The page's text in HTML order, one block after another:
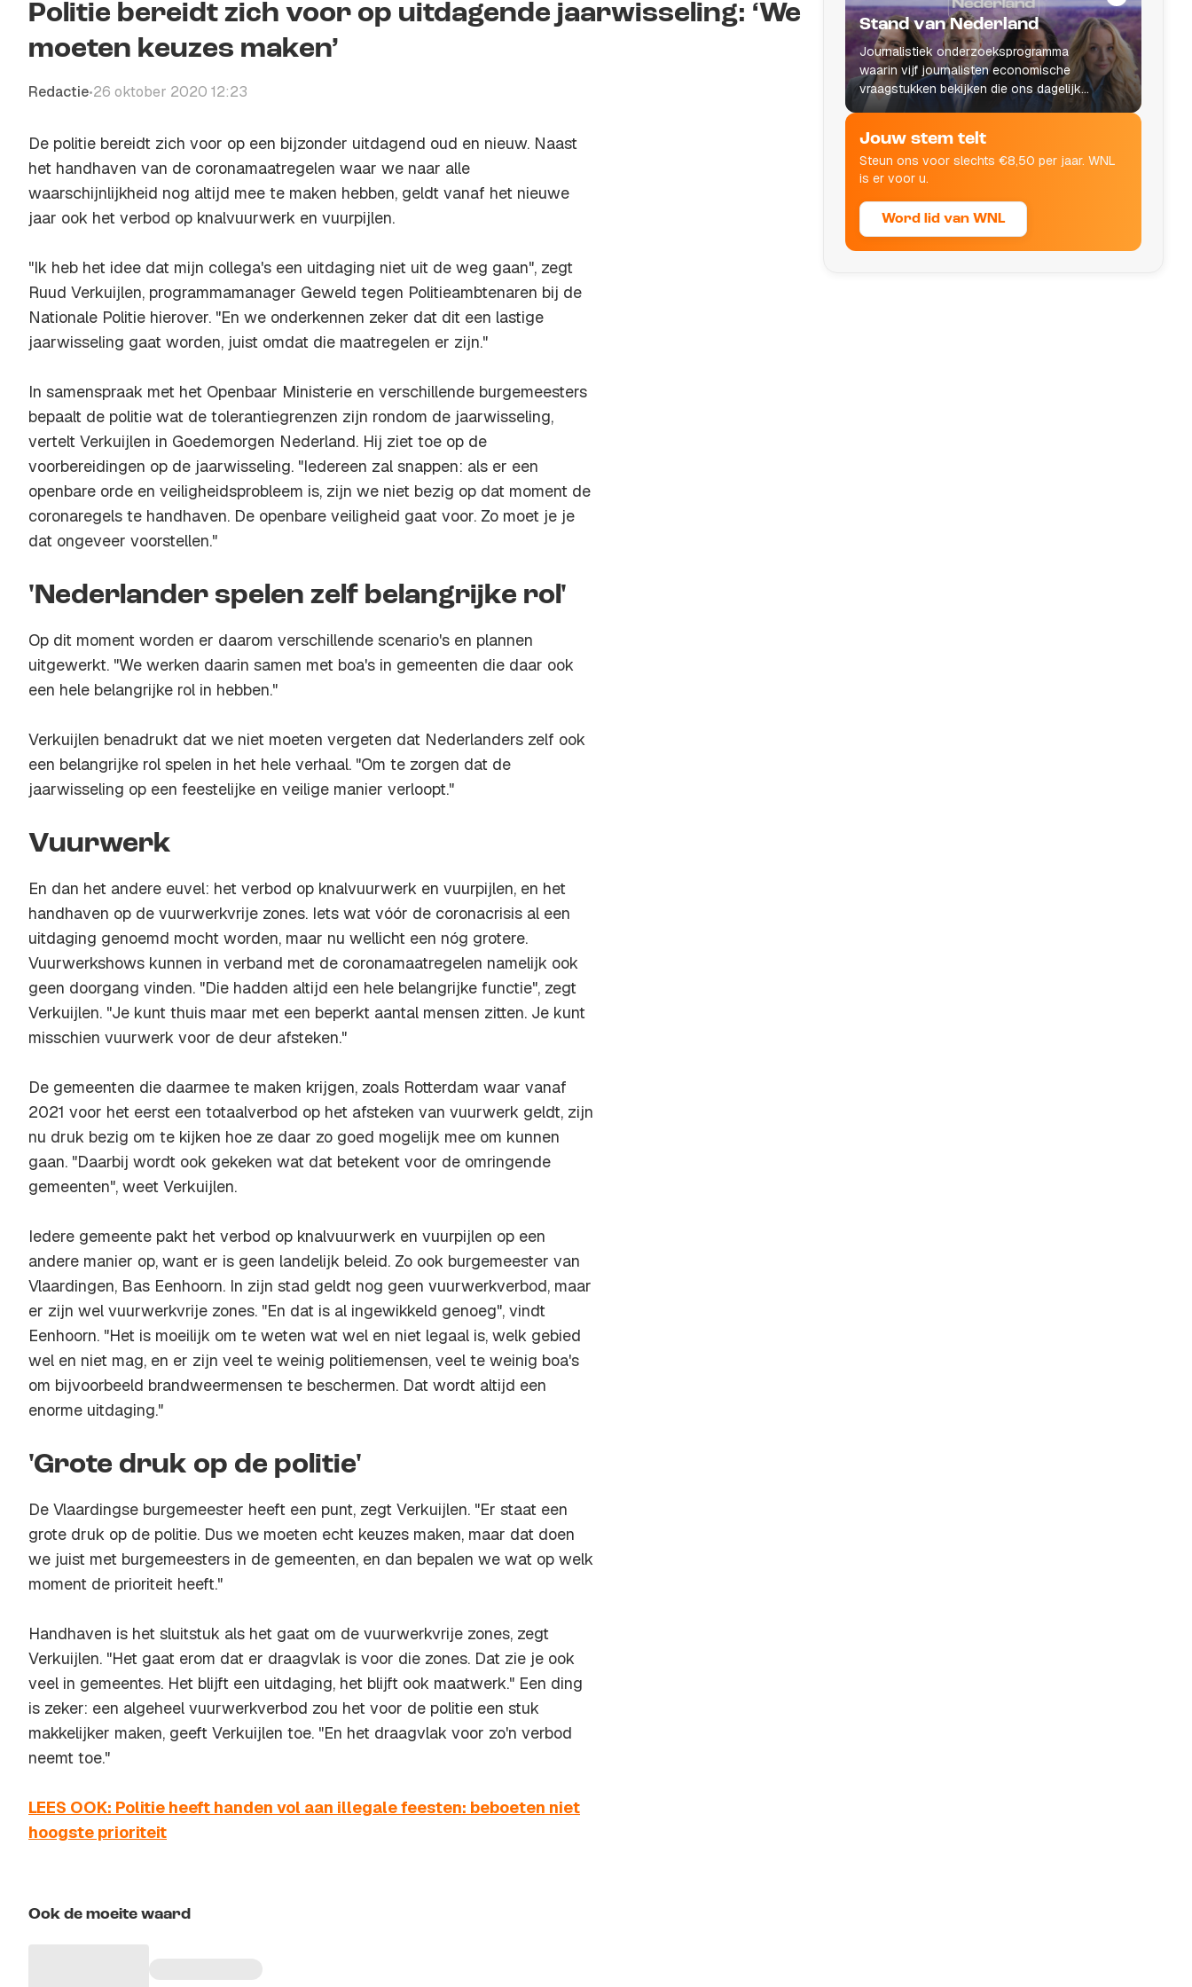
Politie bereidt zich voor op uitdagende jaarwisseling: ‘We
moeten keuzes maken’
Redactie•26 oktober 2020 12:23
De politie bereidt zich voor op een bijzonder uitdagend oud en nieuw. Naast
het handhaven van de coronamaatregelen waar we naar alle
waarschijnlijkheid nog altijd mee te maken hebben, geldt vanaf het nieuwe
jaar ook het verbod op knalvuurwerk en vuurpijlen.
"Ik heb het idee dat mijn collega's een uitdaging niet uit de weg gaan", zegt
Ruud Verkuijlen, programmamanager Geweld tegen Politieambtenaren bij de
Nationale Politie hierover. "En we onderkennen zeker dat dit een lastige
jaarwisseling gaat worden, juist omdat die maatregelen er zijn."
In samenspraak met het Openbaar Ministerie en verschillende burgemeesters
bepaalt de politie wat de tolerantiegrenzen zijn rondom de jaarwisseling,
vertelt Verkuijlen in Goedemorgen Nederland. Hij ziet toe op de
voorbereidingen op de jaarwisseling. "Iedereen zal snappen: als er een
openbare orde en veiligheidsprobleem is, zijn we niet bezig op dat moment de
coronaregels te handhaven. De openbare veiligheid gaat voor. Zo moet je je
dat ongeveer voorstellen."
'Nederlander spelen zelf belangrijke rol'
Op dit moment worden er daarom verschillende scenario's en plannen
uitgewerkt. "We werken daarin samen met boa's in gemeenten die daar ook
een hele belangrijke rol in hebben."
Verkuijlen benadrukt dat we niet moeten vergeten dat Nederlanders zelf ook
een belangrijke rol spelen in het hele verhaal. "Om te zorgen dat de
jaarwisseling op een feestelijke en veilige manier verloopt."
Vuurwerk
En dan het andere euvel: het verbod op knalvuurwerk en vuurpijlen, en het
handhaven op de vuurwerkvrije zones. Iets wat vóór de coronacrisis al een
uitdaging genoemd mocht worden, maar nu wellicht een nóg grotere.
Vuurwerkshows kunnen in verband met de coronamaatregelen namelijk ook
geen doorgang vinden. "Die hadden altijd een hele belangrijke functie", zegt
Verkuijlen. "Je kunt thuis maar met een beperkt aantal mensen zitten. Je kunt
misschien vuurwerk voor de deur afsteken."
De gemeenten die daarmee te maken krijgen, zoals Rotterdam waar vanaf
2021 voor het eerst een totaalverbod op het afsteken van vuurwerk geldt, zijn
nu druk bezig om te kijken hoe ze daar zo goed mogelijk mee om kunnen
gaan. "Daarbij wordt ook gekeken wat dat betekent voor de omringende
gemeenten", weet Verkuijlen.
Iedere gemeente pakt het verbod op knalvuurwerk en vuurpijlen op een
andere manier op, want er is geen landelijk beleid. Zo ook burgemeester van
Vlaardingen, Bas Eenhoorn. In zijn stad geldt nog geen vuurwerkverbod, maar
er zijn wel vuurwerkvrije zones. "En dat is al ingewikkeld genoeg", vindt
Eenhoorn. "Het is moeilijk om te weten wat wel en niet legaal is, welk gebied
wel en niet mag, en er zijn veel te weinig politiemensen, veel te weinig boa's
om bijvoorbeeld brandweermensen te beschermen. Dat wordt altijd een
enorme uitdaging."
'Grote druk op de politie'
De Vlaardingse burgemeester heeft een punt, zegt Verkuijlen. "Er staat een
grote druk op de politie. Dus we moeten echt keuzes maken, maar dat doen
we juist met burgemeesters in de gemeenten, en dan bepalen we wat op welk
moment de prioriteit heeft."
Handhaven is het sluitstuk als het gaat om de vuurwerkvrije zones, zegt
Verkuijlen. "Het gaat erom dat er draagvlak is voor die zones. Dat zie je ook
veel in gemeentes. Het blijft een uitdaging, het blijft ook maatwerk." Een ding
is zeker: een algeheel vuurwerkverbod zou het voor de politie een stuk
makkelijker maken, geeft Verkuijlen toe. "En het draagvlak voor zo'n verbod
neemt toe."
LEES OOK: Politie heeft handen vol aan illegale feesten: beboeten niet
hoogste prioriteit
Ook de moeite waard
Stand van Nederland
Journalistiek onderzoeksprogramma
waarin vijf journalisten economische
vraagstukken bekijken die ons dagelijks
leven raken.
Jouw stem telt
Steun ons voor slechts €8,50 per jaar. WNL
is er voor u.
Word lid van WNL